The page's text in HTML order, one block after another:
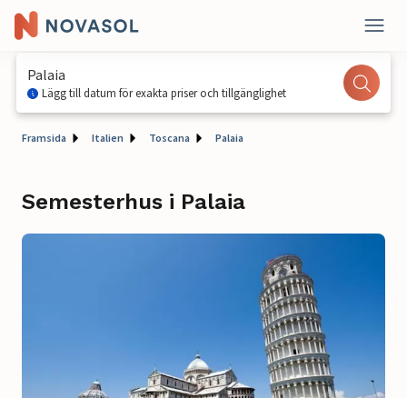
Palaia
Lägg till datum för exakta priser och tillgänglighet
Framsida Italien Toscana Palaia
Semesterhus i Palaia